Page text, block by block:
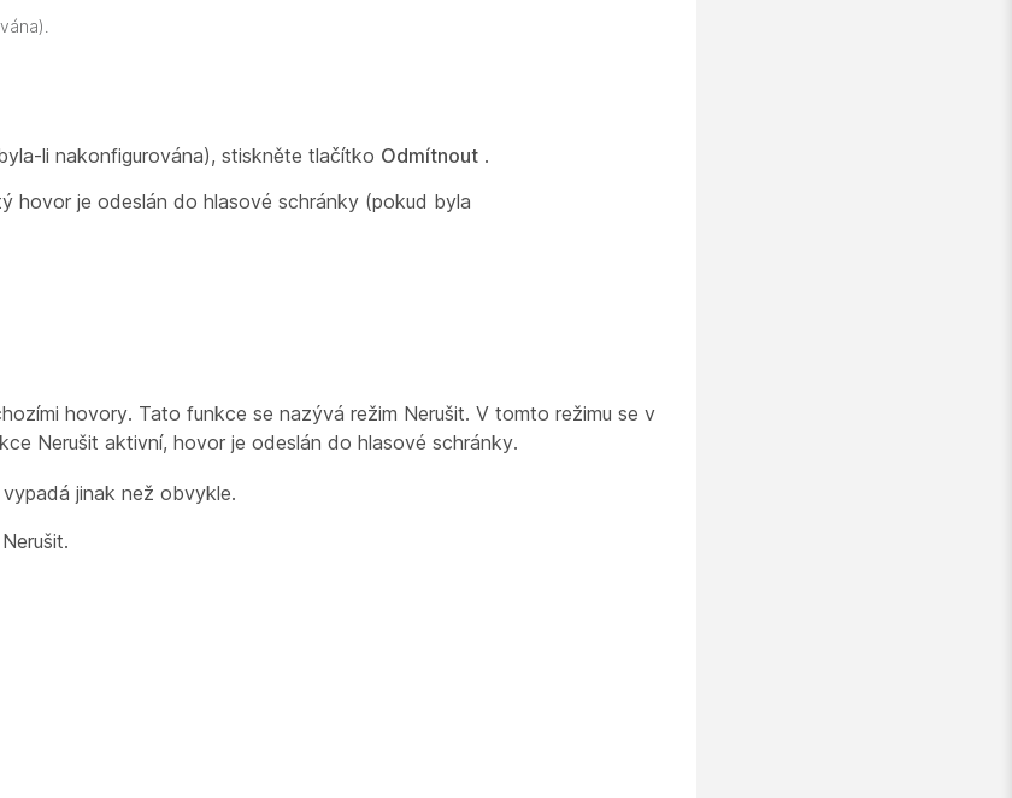
li nakonfigurována), stiskněte tlačítko Odmítnout .
hovor je odeslán do hlasové schránky (pokud byla
hovory. Tato funkce se nazývá režim Nerušit. V tomto režimu se v
Nerušit aktivní, hovor je odeslán do hlasové schránky.
jinak než obvykle.